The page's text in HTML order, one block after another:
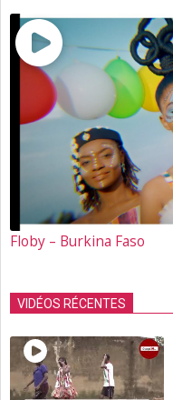
Floby – Burkina Faso
VIDÉOS RÉCENTES